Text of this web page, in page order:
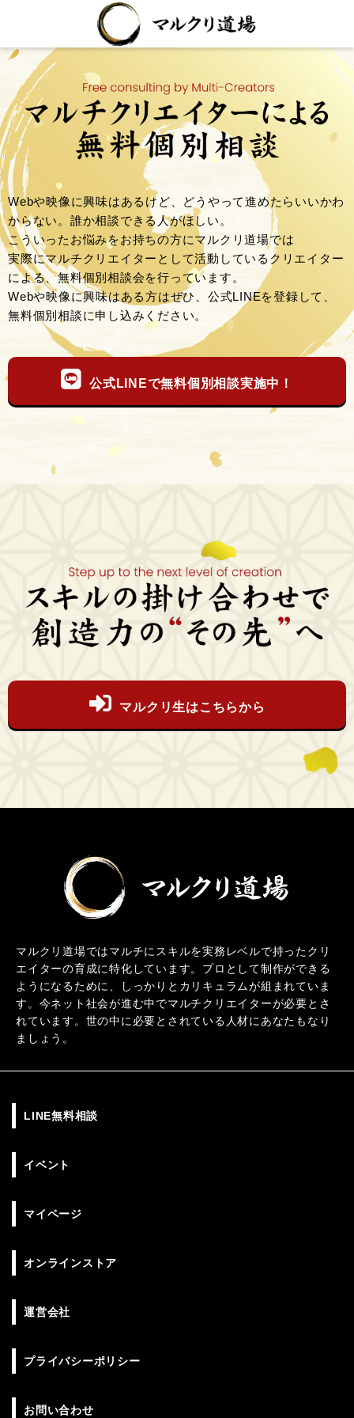
Webや映像に興味はあるけど、どうやって進めたらいいかわ
からない。誰か相談できる人がほしい。
こういったお悩みをお持ちの方にマルクリ道場では
実際にマルチクリエイターとして活動しているクリエイター
による、無料個別相談会を行っています。
Webや映像に興味はある方はぜひ、公式LINEを登録して、
無料個別相談に申し込みください。
公式LINEで無料個別相談実施中！
マルクリ生はこちらから
マルクリ道場ではマルチにスキルを実務レベルで持ったクリ
エイターの育成に特化しています。プロとして制作ができる
ようになるために、しっかりとカリキュラムが組まれていま
す。今ネット社会が進む中でマルチクリエイターが必要とさ
れています。世の中に必要とされている人材にあなたもなり
ましょう。
LINE無料相談
イベント
マイページ
オンラインストア
運営会社
プライバシーポリシー
お問い合わせ